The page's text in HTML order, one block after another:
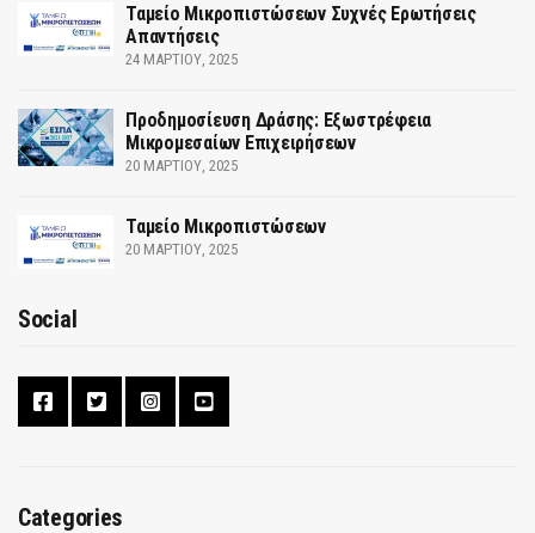
Ταμείο Μικροπιστώσεων Συχνές Ερωτήσεις
Απαντήσεις
24 ΜΑΡΤΊΟΥ, 2025
Προδημοσίευση Δράσης: Εξωστρέφεια
Μικρομεσαίων Επιχειρήσεων
20 ΜΑΡΤΊΟΥ, 2025
Ταμείο Μικροπιστώσεων
20 ΜΑΡΤΊΟΥ, 2025
Social
Categories